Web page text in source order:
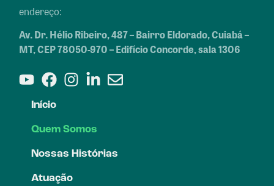
endereço:
Av. Dr. Hélio Ribeiro, 487 – Bairro Eldorado, Cuiabá –
MT, CEP 78050-970 – Edifício Concorde, sala 1306
Início
Quem Somos
Nossas Histórias
Atuação